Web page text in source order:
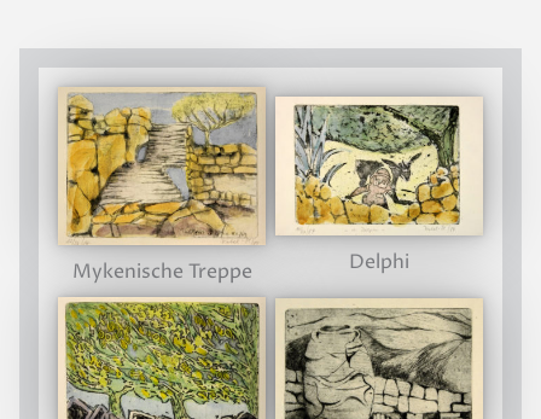
Mykenische Treppe Delphi